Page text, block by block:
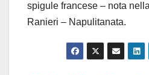
spigule francese – nota
Ranieri – Napulitanata.